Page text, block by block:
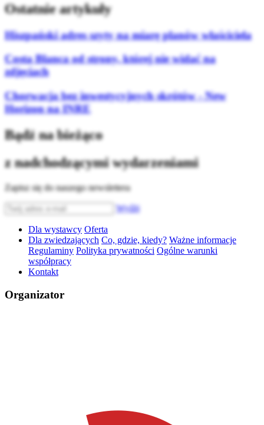
Ostatnie artykuły
Hiszpański adres szyty na miarę planów właściciela
Costa Blanca od strony, której nie widać na
zdjęciach
Chorwacja bez inwestycyjnych skrótów - New
Horizon na INRE
Bądź na bieżąco
z nadchodzącymi wydarzeniami
Zapisz się do naszego newslettera
Wyślij
Dla wystawcy Oferta
Dla zwiedzających Co, gdzie, kiedy? Ważne informacje
Regulaminy Polityka prywatności Ogólne warunki
współpracy
Kontakt
Organizator